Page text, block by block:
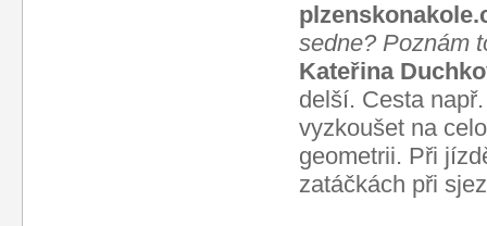
sedne? Poznám
Kateřina
delší. Cesta
vyzkoušet na
geometrii. Při
zatáčkách při